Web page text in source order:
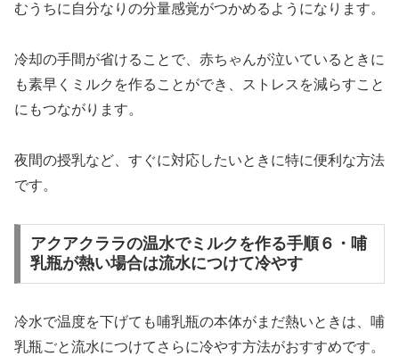
むうちに自分なりの分量感覚がつかめるようになります。
冷却の手間が省けることで、赤ちゃんが泣いているときに
も素早くミルクを作ることができ、ストレスを減らすこと
にもつながります。
夜間の授乳など、すぐに対応したいときに特に便利な方法
です。
アクアクララの温水でミルクを作る手順６・哺
乳瓶が熱い場合は流水につけて冷やす
冷水で温度を下げても哺乳瓶の本体がまだ熱いときは、哺
乳瓶ごと流水につけてさらに冷やす方法がおすすめです。